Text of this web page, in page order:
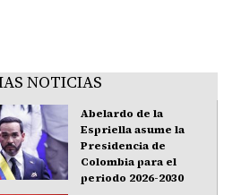
NOTICIAS
Abelardo de la
Espriella asume la
Presidencia de
Colombia para el
periodo 2026-2030